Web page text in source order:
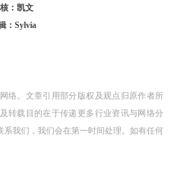
：凯文
：Sylvia
络。文章引用部分版权及观点归原作者所
转载目的在于传递更多行业资讯与网络分
我们，我们会在第一时间处理。如有任何